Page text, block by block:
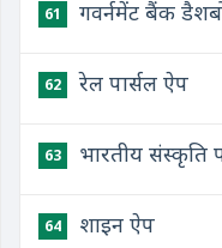
61 गवर्नमेंट बैंक
62 रेल पार्सल ऐप
63 भारतीय संस्कृति
64 शाइन ऐप